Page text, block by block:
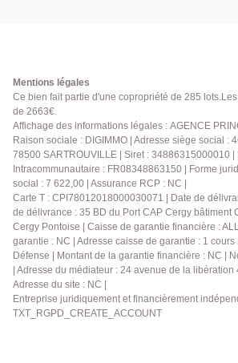
rangements, sa belle superficie et sa
transports et commodités en font un
secteur. Une visite s'impose ! N'hésitez plus et
contactez-nous dès maintenant au
pour organiser une visite ou pour
d'informations !
Mentions légales
Ce bien fait partie d'une copropriété de 285
de 2663€.
Affichage des informations légales : AGENCE
Raison sociale : DIGIMMO | Adresse siège social :
78500 SARTROUVILLE | Siret : 34886315000010 |
Intracommunautaire : FR08348863150 | Forme
social : 7 622,00 | Assurance RCP : NC |
Carte T : CPI78012018000030071 | Date de
de délivrance : 35 BD du Port CAP Cergy bâtiment
Cergy Pontoise | Caisse de garantie financière :
garantie : NC | Adresse caisse de garantie : 1
Défense | Montant de la garantie financière : NC |
| Adresse du médiateur : 24 avenue de la libération
Adresse du site : NC |
Entreprise juridiquement et financièrement
TXT_RGPD_CREATE_ACCOUNT